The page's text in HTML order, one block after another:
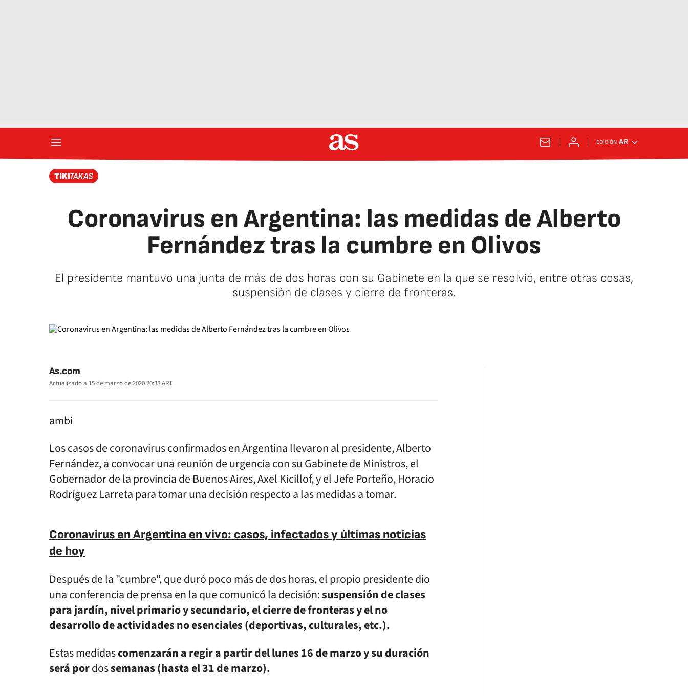
EDICIÓN AR
Coronavirus en Argentina: las medidas de Alberto
Fernández tras la cumbre en Olivos
El presidente mantuvo una junta de más de dos horas con su Gabinete en la que se resolvió, entre otras cosas,
suspensión de clases y cierre de fronteras.
As.com
Actualizado a 15 de marzo de 2020 20:38ART
ambi
Los casos de coronavirus confirmados en Argentina llevaron al presidente, Alberto
Fernández, a convocar una reunión de urgencia con su Gabinete de Ministros, el
Gobernador de la provincia de Buenos Aires, Axel Kicillof, y el Jefe Porteño, Horacio
Rodríguez Larreta para tomar una decisión respecto a las medidas a tomar.
Coronavirus en Argentina en vivo: casos, infectados y últimas noticias
de hoy
Después de la "cumbre", que duró poco más de dos horas, el propio presidente dio
una conferencia de prensa en la que comunicó la decisión:suspensión de clases
para jardín, nivel primario y secundario, el cierre de fronteras y el no
desarrollo de actividades no esenciales (deportivas, culturales, etc.).
Estas medidascomenzarán a regir a partir del lunes 16 de marzo y su duración
será pordossemanas (hasta el 31 de marzo).